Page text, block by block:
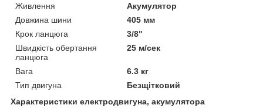
Живлення
Акумулятор
Довжина шини
405 мм
Крок ланцюга
3/8"
Швидкість обертання
ланцюга
25 м/сек
Вага
6.3 кг
Тип двигуна
Безщітковий
Характеристики електродвигуна, акумулятора